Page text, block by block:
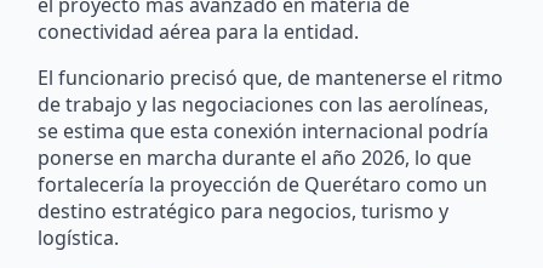
conectividad aérea para la entidad.
El funcionario precisó que, de mantenerse el ritmo
de trabajo y las negociaciones con las aerolíneas,
se estima que esta conexión internacional podría
ponerse en marcha durante el año 2026, lo que
fortalecería la proyección de Querétaro como un
destino estratégico para negocios, turismo y
logística.